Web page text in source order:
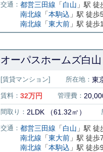
交通： 都営三田線 「白山 」駅 徒
南北線 「本駒込 」駅 徒歩
南北線 「東大前 」駅 徒歩
オーパスホームズ白
[賃貸マンション] 所在地： 東
賃料： 32万円 管理費：
間取り： 2LDK （61.32㎡）
交通： 都営三田線 「白山 」駅 徒
南北線 「東大前 」駅 徒歩
南北線 「本駒込 」駅 徒歩